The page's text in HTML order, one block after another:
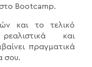
Bootcamp.
και το τελικό
και
πραγματικά
σου.